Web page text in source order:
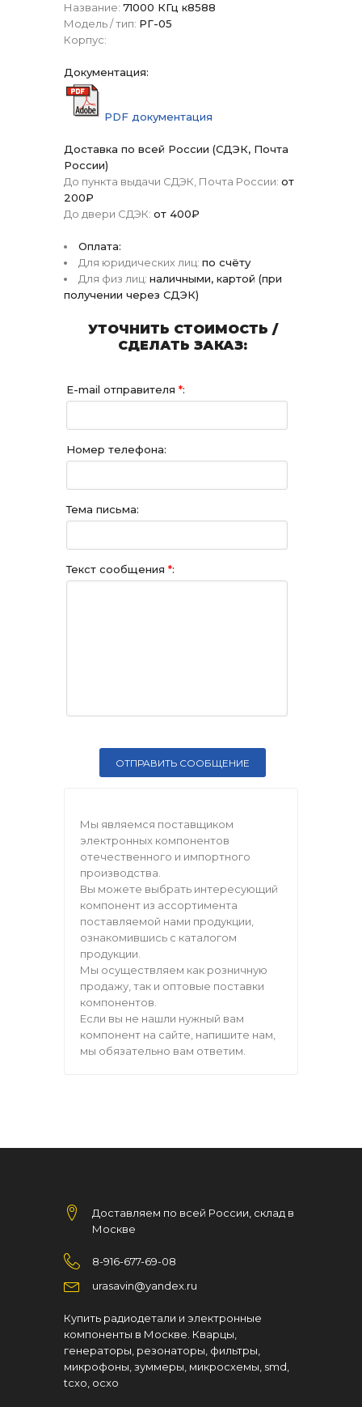
Название: 71000 КГц к8588
Модель / тип: РГ-05
Корпус:
Документация:
PDF документация
Доставка по всей России (СДЭК, Почта
России)
До пункта выдачи СДЭК, Почта России: от
200₽
До двери СДЭК: от 400₽
Оплата:
Для юридических лиц: по счёту
Для физ лиц: наличными, картой (при
получении через СДЭК)
УТОЧНИТЬ СТОИМОСТЬ /
СДЕЛАТЬ ЗАКАЗ:
E-mail отправителя *:
Номер телефона:
Тема письма:
Текст сообщения *:
Мы являемся поставщиком
электронных компонентов
отечественного и импортного
производства.
Вы можете выбрать интересующий
компонент из ассортимента
поставляемой нами продукции,
ознакомившись с каталогом
продукции.
Мы осуществляем как розничную
продажу, так и оптовые поставки
компонентов.
Если вы не нашли нужный вам
компонент на сайте, напишите нам,
мы обязательно вам ответим.
Доставляем по всей России, склад в
Москве
8-916-677-69-08
urasavin@yandex.ru
Купить радиодетали и электронные
компоненты в Москве. Кварцы,
генераторы, резонаторы, фильтры,
микрофоны, зуммеры, микросхемы, smd,
tcxo, ocxo